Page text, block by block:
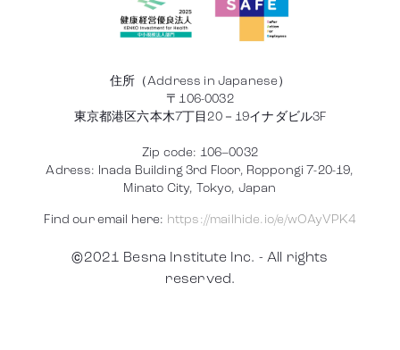
住所（Address in Japanese）
〒106-0032
東京都港区六本木7丁目20－19イナダビル3F
Zip code: 106–0032
Adress: Inada Building 3rd Floor, Roppongi 7-20-19,
Minato City, Tokyo, Japan
Find our email here: https://mailhide.io/e/wOAyVPK4
©2021 Besna Institute Inc. - All rights
reserved.